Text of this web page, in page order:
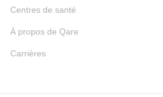
Centres de santé
À propos de Qare
Carrières